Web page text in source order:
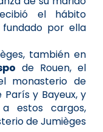
el hábito
por ella
también en
de Rouen, el
monasterio de
y Bayeux, y
a estos cargos,
de Jumièges